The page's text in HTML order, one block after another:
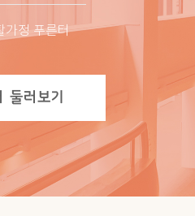
가정 푸른터
둘러보기